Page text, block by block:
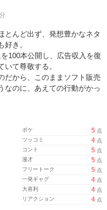
とんど出ず、発想豊かなネタ
き。
100本公開し、広告収入を復
て尊敬する。
だから、このままソフト販売
なのに、あえての行動がかっ
ボケ 5 点
ツッコミ
4 点
コント
5 点
漫才
5 点
フリートーク
5 点
一発ギャグ
4 点
大喜利
4 点
リアクション
4 点